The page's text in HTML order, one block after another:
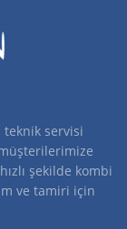
teknik servisi
şekilde kombi
ve tamiri için